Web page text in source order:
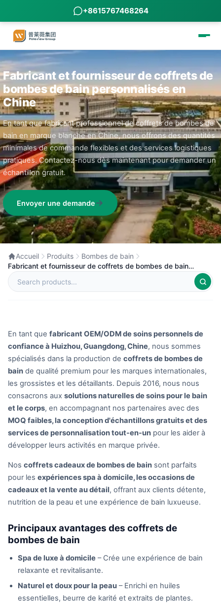
+8615767468264
Fabricant et fournisseur de coffrets de
bombes de bain personnalisés en
Chine
En tant que fabricant professionnel de coffrets de bombes de
bain en marque blanche en Chine, nous offrons des quantités
minimales de commande flexibles et des services logistiques
pratiques. Contactez-nous dès maintenant pour demander un
échantillon gratuit.
Envoyer une demande
Accueil Produits
Bombes de bain
Fabricant et fournisseur de coffrets de bombes de bain
personnalisés en Chine
En tant que fabricant OEM/ODM de soins personnels de
confiance à Huizhou, Guangdong, Chine, nous sommes
spécialisés dans la production de coffrets de bombes de
bain de qualité premium pour les marques internationales,
les grossistes et les détaillants. Depuis 2016, nous nous
consacrons aux solutions naturelles de soins pour le bain
et le corps, en accompagnant nos partenaires avec des
MOQ faibles, la conception d'échantillons gratuits et des
services de personnalisation tout-en-un pour les aider à
développer leurs activités en marque privée.
Nos coffrets cadeaux de bombes de bain sont parfaits
pour les expériences spa à domicile, les occasions de
cadeaux et la vente au détail, offrant aux clients détente,
nutrition de la peau et une expérience de bain luxueuse.
Principaux avantages des coffrets de
bombes de bain
Spa de luxe à domicile – Crée une expérience de bain
relaxante et revitalisante.
Naturel et doux pour la peau – Enrichi en huiles
essentielles, beurre de karité et extraits de plantes.